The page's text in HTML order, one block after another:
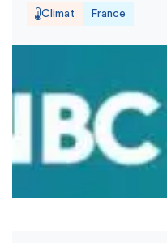
Climat France